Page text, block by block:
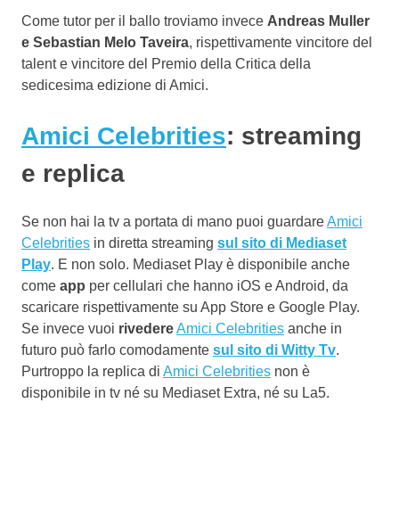
Come tutor per il ballo troviamo invece Andreas Muller
e Sebastian Melo Taveira, rispettivamente vincitore del
talent e vincitore del Premio della Critica della
sedicesima edizione di Amici.
Amici Celebrities: streaming
e replica
Se non hai la tv a portata di mano puoi guardareAmici
Celebrities in diretta streaming sul sito di Mediaset
Play. E non solo. Mediaset Play è disponibile anche
come app per cellulari che hanno iOS e Android, da
scaricare rispettivamente su App Store e Google Play.
Se invece vuoi rivedereAmici Celebrities anche in
futuro può farlo comodamente sul sito di Witty Tv.
Purtroppo la replica di Amici Celebrities non è
disponibile in tv né su Mediaset Extra, né su La5.